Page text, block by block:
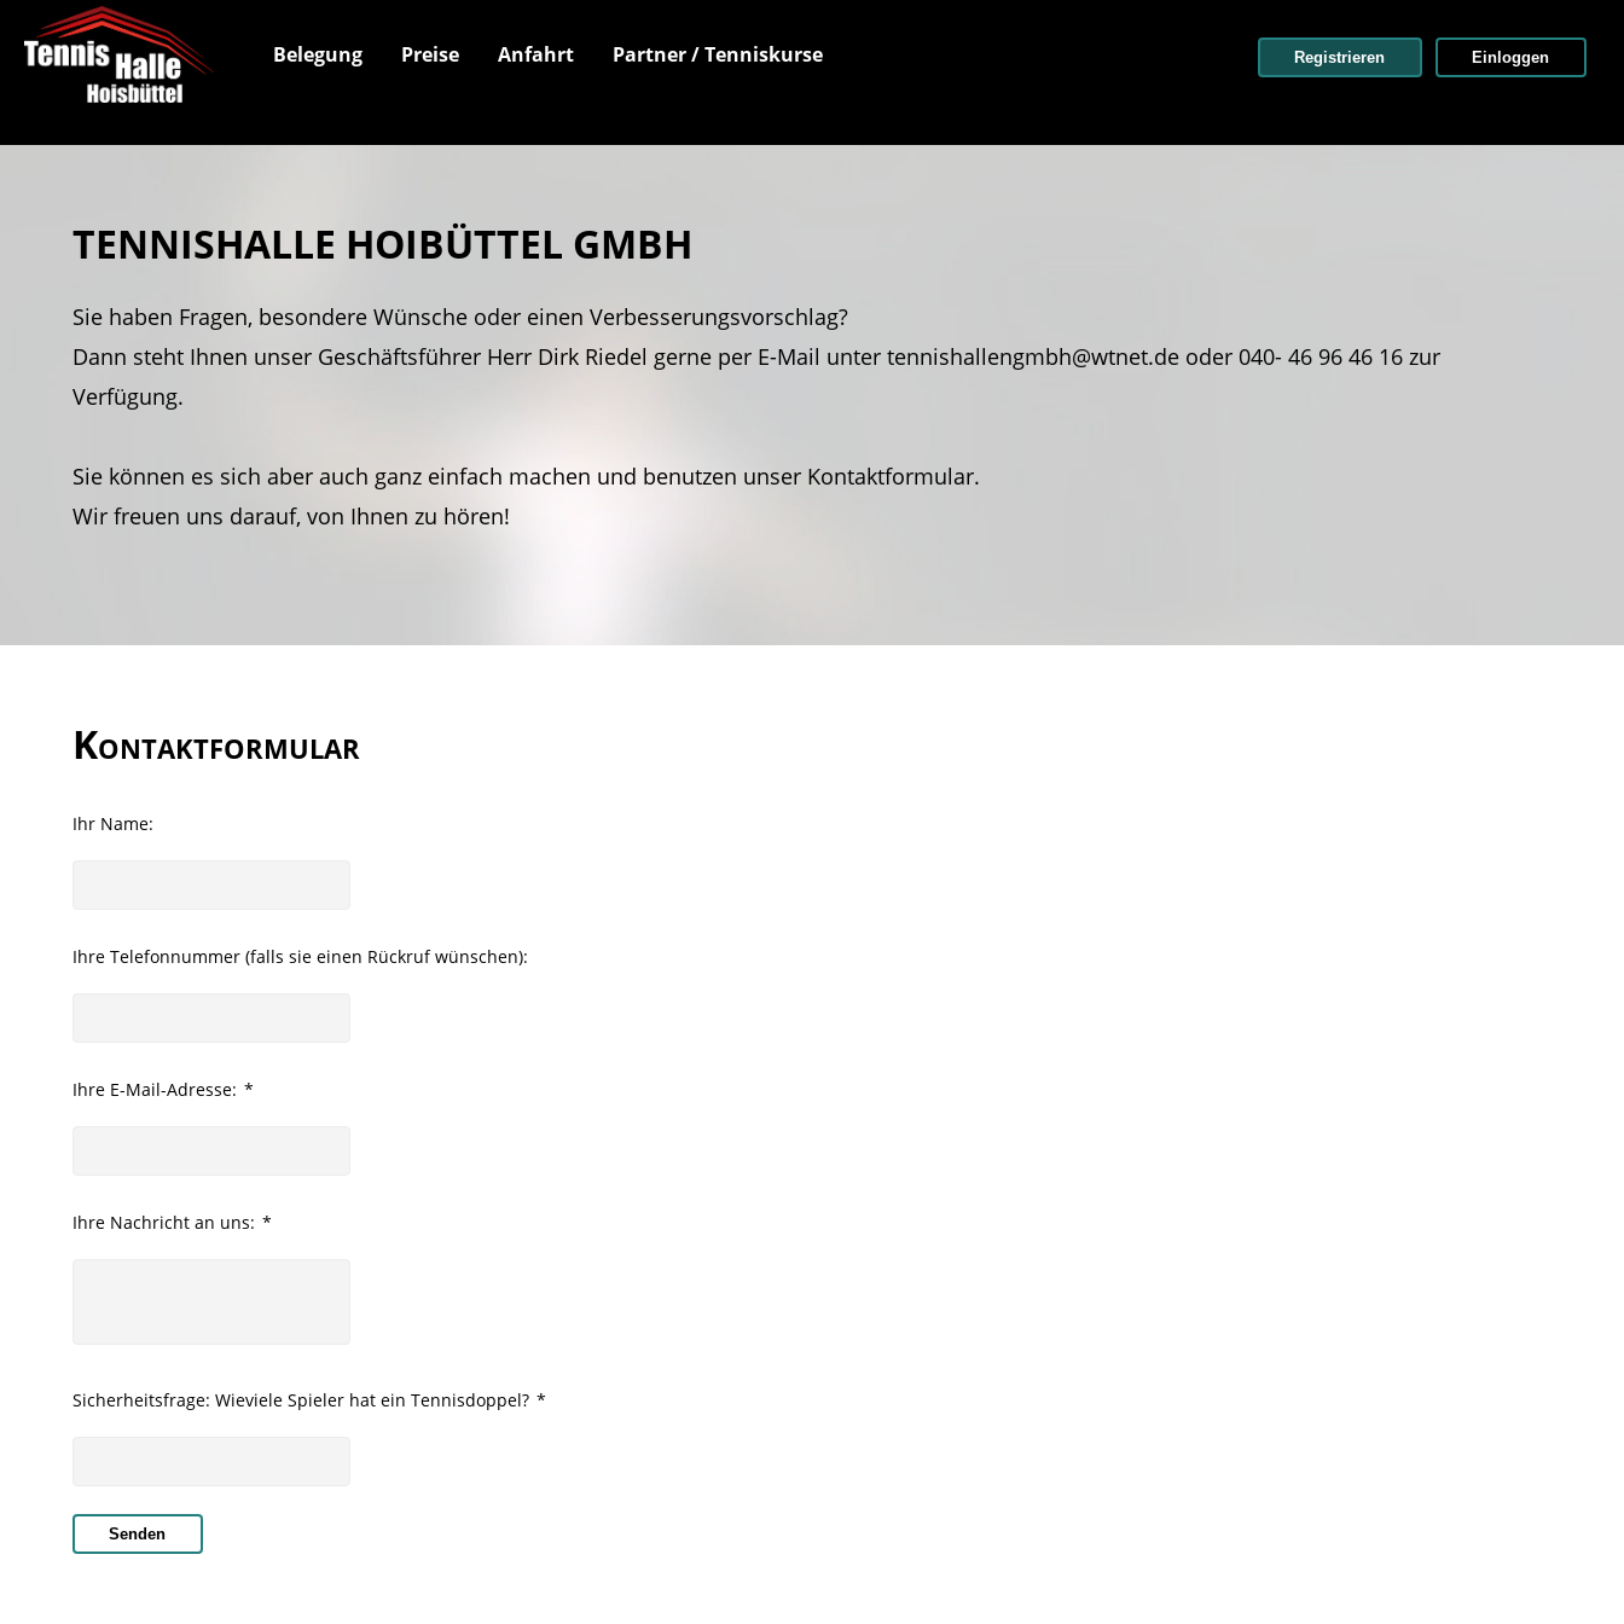
Belegung Preise Anfahrt Partner / Tenniskurse Registrieren Einloggen
TENNISHALLE HOIBÜTTEL GMBH
Sie haben Fragen, besondere Wünsche oder einen Verbesserungsvorschlag?
Dann steht Ihnen unser Geschäftsführer Herr Dirk Riedel gerne per E-Mail unter tennishallengmbh@wtnet.de oder 040- 46 96 46 16 zur
Verfügung.
Sie können es sich aber auch ganz einfach machen und benutzen unser Kontaktformular.
Wir freuen uns darauf, von Ihnen zu hören!
Kontaktformular
Ihr Name:
Ihre Telefonnummer (falls sie einen Rückruf wünschen):
Ihre E-Mail-Adresse: *
Ihre Nachricht an uns: *
Sicherheitsfrage: Wieviele Spieler hat ein Tennisdoppel? *
Senden